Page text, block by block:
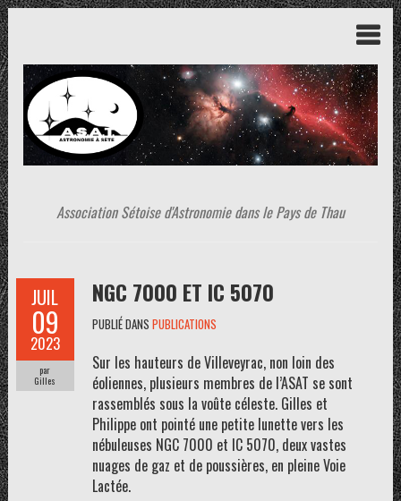
Association Sétoise d'Astronomie dans le Pays de Thau
JUIL
09
2023
par
Gilles
NGC 7000 ET IC 5070
PUBLIÉ DANS PUBLICATIONS
Sur les hauteurs de Villeveyrac, non loin des
éoliennes, plusieurs membres de l’ASAT se sont
rassemblés sous la voûte céleste. Gilles et
Philippe ont pointé une petite lunette vers les
nébuleuses NGC 7000 et IC 5070, deux vastes
nuages de gaz et de poussières, en pleine Voie
Lactée.